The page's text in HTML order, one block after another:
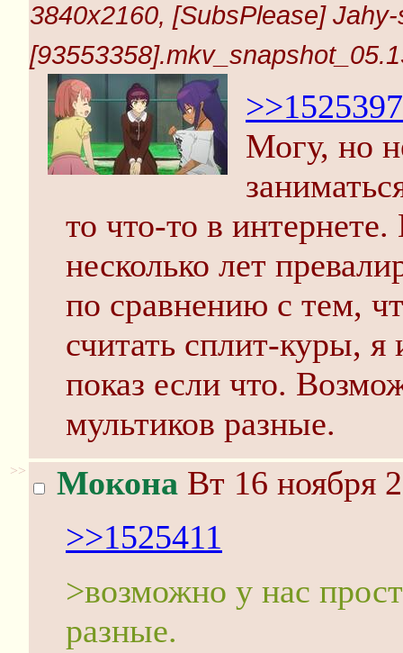
3840x2160, [SubsPlease]
>>1525397
Могу, но
то что-то в
несколько лет
по сравнению с тем,
считать сплит-куры,
показ если что.
мультиков разные.
>> Мокона Вт 16 ноября
>>1525411
>возможно у нас
разные.